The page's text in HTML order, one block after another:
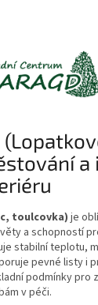
a
toulcovka) je
a schopností
stabilní teplotu,
pevné listy i
podmínky pro
v péči.